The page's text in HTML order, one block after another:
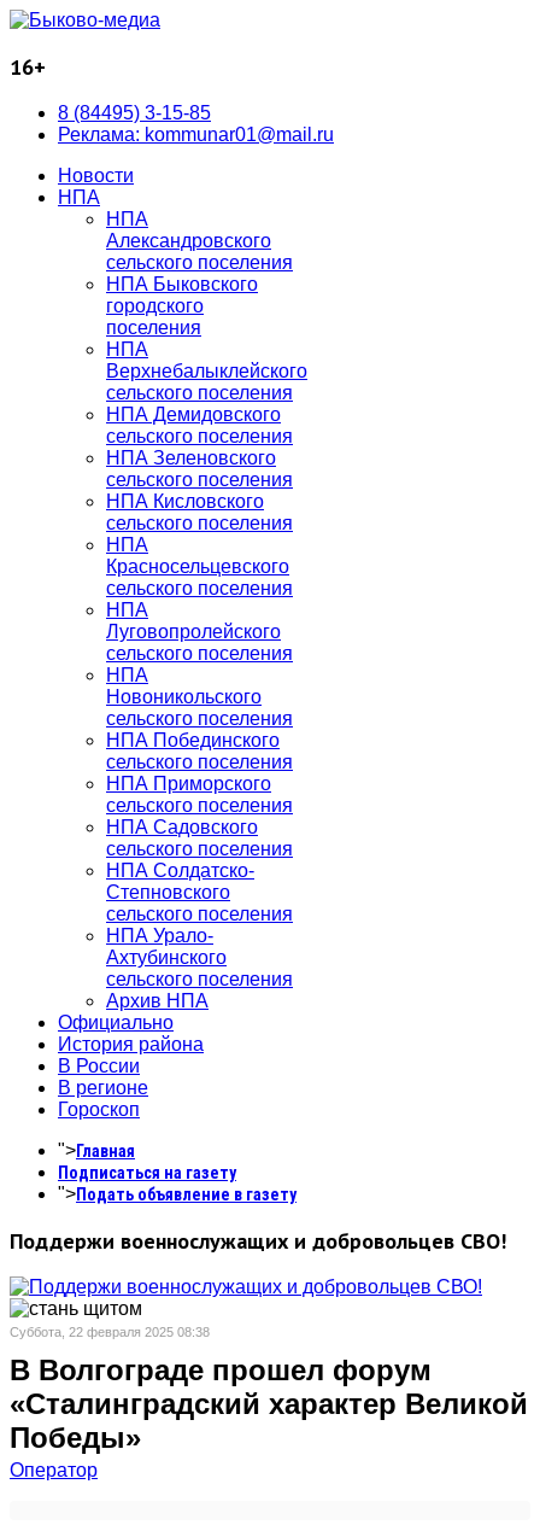
16+
8 (84495) 3-15-85
Реклама: kommunar01@mail.ru
Новости
НПА
НПА
Александровского
сельского поселения
НПА Быковского
городского
поселения
НПА
Верхнебалыклейского
сельского поселения
НПА Демидовского
сельского поселения
НПА Зеленовского
сельского поселения
НПА Кисловского
сельского поселения
НПА
Красносельцевского
сельского поселения
НПА
Луговопролейского
сельского поселения
НПА
Новоникольского
сельского поселения
НПА Побединского
сельского поселения
НПА Приморского
сельского поселения
НПА Садовского
сельского поселения
НПА Солдатско-
Степновского
сельского поселения
НПА Урало-
Ахтубинского
сельского поселения
Архив НПА
Официально
История района
В России
В регионе
Гороскоп
">Главная
Подписаться на газету
">Подать объявление в газету
Поддержи военнослужащих и добровольцев СВО!
Суббота, 22 февраля 2025 08:38
В Волгограде прошел форум
«Сталинградский характер Великой
Победы»
Оператор